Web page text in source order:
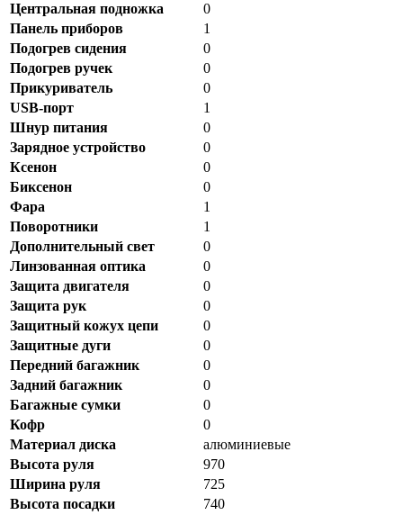
Центральная подножка
0
Панель приборов
1
Подогрев сидения
0
Подогрев ручек
0
Прикуриватель
0
USB-порт
1
Шнур питания
0
Зарядное устройство
0
Ксенон
0
Биксенон
0
Фара
1
Поворотники
1
Дополнительный свет
0
Линзованная оптика
0
Защита двигателя
0
Защита рук
0
Защитный кожух цепи
0
Защитные дуги
0
Передний багажник
0
Задний багажник
0
Багажные сумки
0
Кофр
0
Материал диска
алюминиевые
Высота руля
970
Ширина руля
725
Высота посадки
740